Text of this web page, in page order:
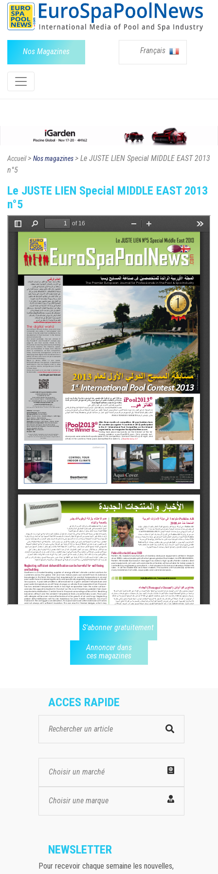
Nos Magazines Français
Accueil> Nos magazines> Le JUSTE LIEN Special MIDDLE EAST 2013
n°5
Le JUSTE LIEN Special MIDDLE EAST 2013
n°5
S'abonner gratuitement
Annoncer dans
ces magazines
ACCES RAPIDE
Choisir un marché
Choisir une marque
NEWSLETTER
Pour recevoir chaque semaine les nouvelles,